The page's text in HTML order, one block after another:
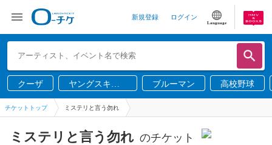
新規登録 ログイン
Language
クーザ
ヤングスキニ
ー
ブルーマン 高校野球
チケットトップ ミステリと言う勿れ
ミステリと言う勿れ のチケット